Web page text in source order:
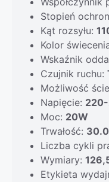
Stopień
Kąt rozsyłu:
Kolor
Wskaźnik
Czujnik ruchu:
Możliwość
Napięcie:
Moc: 20W
Trwałość:
Liczba cykli
Wymiary:
Etykieta